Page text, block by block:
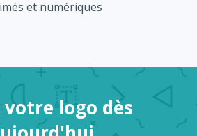
et numériques
votre logo dès